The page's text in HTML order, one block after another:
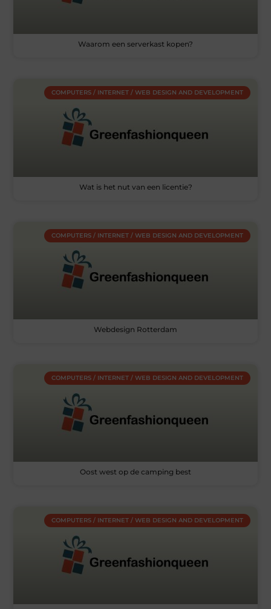
Waarom een serverkast kopen?
COMPUTERS / INTERNET / WEB DESIGN AND DEVELOPMENT
Wat is het nut van een licentie?
COMPUTERS / INTERNET / WEB DESIGN AND DEVELOPMENT
Webdesign Rotterdam
COMPUTERS / INTERNET / WEB DESIGN AND DEVELOPMENT
Oost west op de camping best
COMPUTERS / INTERNET / WEB DESIGN AND DEVELOPMENT